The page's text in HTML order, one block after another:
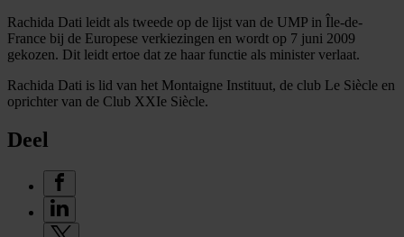
Rachida Dati leidt als tweede op de lijst van de UMP in Île-de-
France bij de Europese verkiezingen en wordt op 7 juni 2009
gekozen. Dit leidt ertoe dat ze haar functie als minister verlaat.
Rachida Dati is lid van het Montaigne Instituut, de club Le Siècle en
oprichter van de Club XXIe Siècle.
Deel